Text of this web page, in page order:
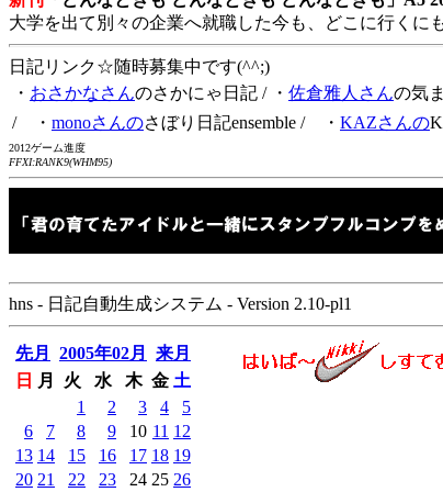
大学を出て別々の企業へ就職した今も、どこに行く
日記リンク☆随時募集中です(^^;)
・ おさかなさんのさかにゃ日記 / ・ 佐倉雅人さんの気
/ ・ monoさんのさぼり日記ensemble / ・ KAZさんの
2012ゲーム進度
FFXI:RANK9(WHM95)
hns - 日記自動生成システム - Version 2.10-pl1
先月 2005年02月
来月
日
月 火 水 木 金 土
1
2 3 4
5
6
7 8 9 10 11 12
13 14 15 16 17 18 19
20 21 22 23 24 25 26